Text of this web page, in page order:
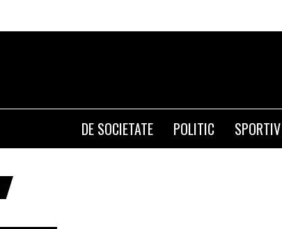
DE SOCIETATE POLITIC SPORTIV